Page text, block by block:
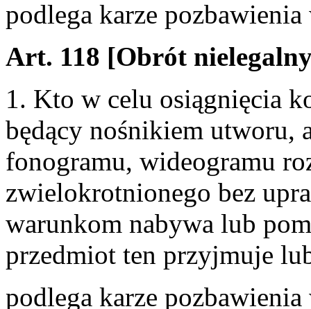
podlega karze
Art. 118 [Obrót
1. Kto w celu osiągnięcia
będący nośnikiem utworu,
fonogramu, wideogramu
zwielokrotnionego bez
warunkom nabywa lub
przedmiot ten przyjmuje
podlega karze